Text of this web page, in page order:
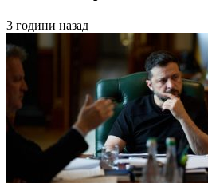
3 години назад